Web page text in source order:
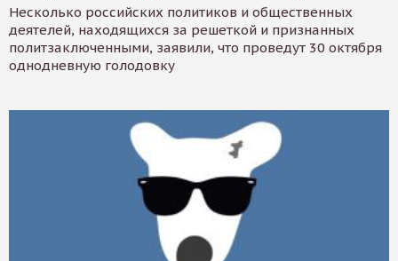
Несколько российских политиков и общественных
деятелей, находящихся за решеткой и признанных
политзаключенными, заявили, что проведут 30 октября
однодневную голодовку